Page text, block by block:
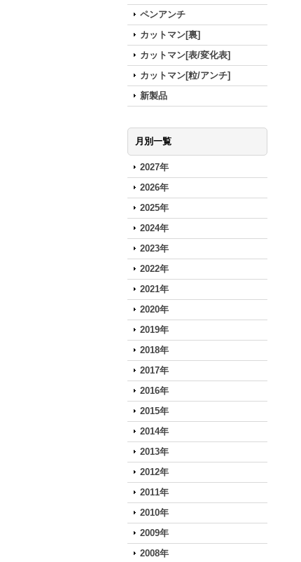
ペンアンチ
カットマン[裏]
カットマン[表/変化表]
カットマン[粒/アンチ]
新製品
月別一覧
2027年
2026年
2025年
2024年
2023年
2022年
2021年
2020年
2019年
2018年
2017年
2016年
2015年
2014年
2013年
2012年
2011年
2010年
2009年
2008年